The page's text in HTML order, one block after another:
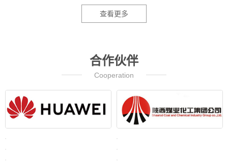
查看更多
合作伙伴
Cooperation